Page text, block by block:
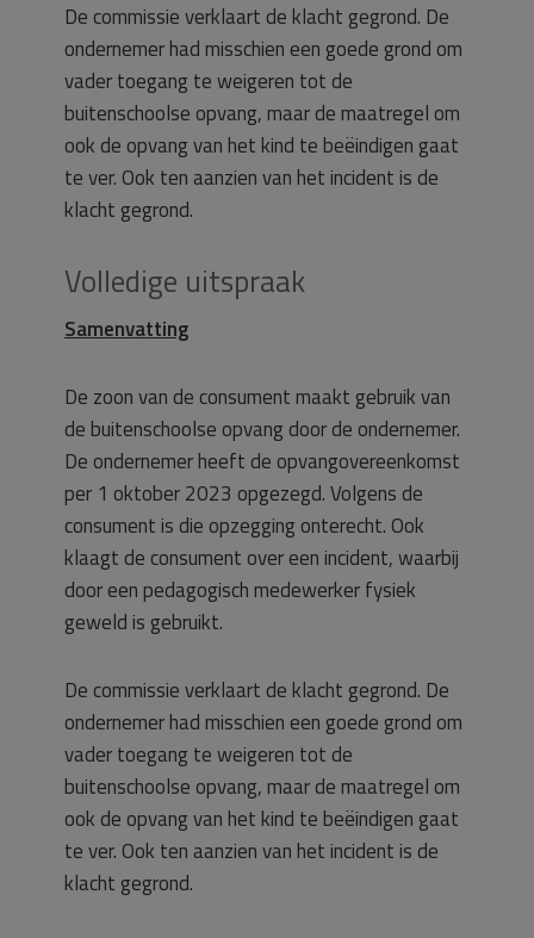
De commissie verklaart de klacht gegrond. De
ondernemer had misschien een goede grond om
vader toegang te weigeren tot de
buitenschoolse opvang, maar de maatregel om
ook de opvang van het kind te beëindigen gaat
te ver. Ook ten aanzien van het incident is de
klacht gegrond.
Volledige uitspraak
Samenvatting
De zoon van de consument maakt gebruik van
de buitenschoolse opvang door de ondernemer.
De ondernemer heeft de opvangovereenkomst
per 1 oktober 2023 opgezegd. Volgens de
consument is die opzegging onterecht. Ook
klaagt de consument over een incident, waarbij
door een pedagogisch medewerker fysiek
geweld is gebruikt.
De commissie verklaart de klacht gegrond. De
ondernemer had misschien een goede grond om
vader toegang te weigeren tot de
buitenschoolse opvang, maar de maatregel om
ook de opvang van het kind te beëindigen gaat
te ver. Ook ten aanzien van het incident is de
klacht gegrond.